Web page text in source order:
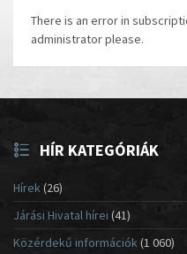
There is an error in
administrator please.
HÍR KATEGÓRIÁK
Hírek(26)
Járási Hivatal hírei (41)
Közérdekű információk(1 060)